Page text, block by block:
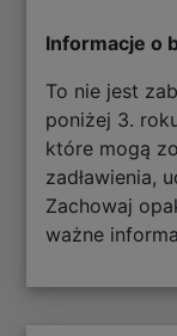
Informacje o
To nie jest
poniżej 3.
które mogą
zadławienia,
Zachowaj
ważne